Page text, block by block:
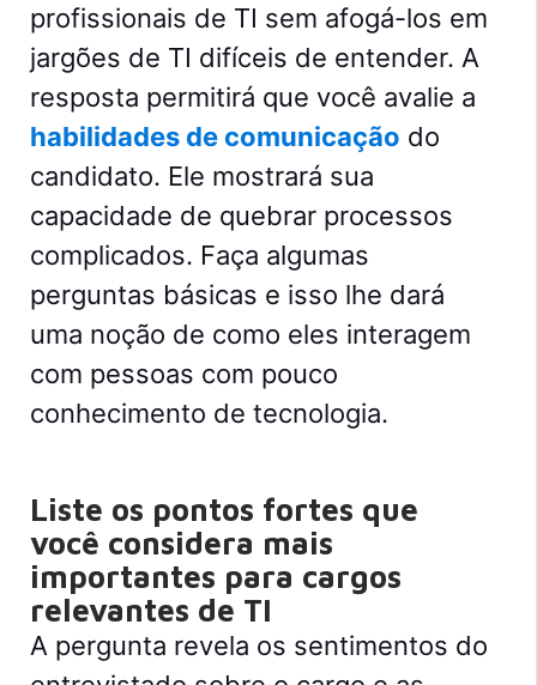
profissionais de TI sem afogá-los em
jargões de TI difíceis de entender. A
resposta permitirá que você avalie a
habilidades de comunicação do
candidato. Ele mostrará sua
capacidade de quebrar processos
complicados. Faça algumas
perguntas básicas e isso lhe dará
uma noção de como eles interagem
com pessoas com pouco
conhecimento de tecnologia.
Liste os pontos fortes que
você considera mais
importantes para cargos
relevantes de TI
A pergunta revela os sentimentos do